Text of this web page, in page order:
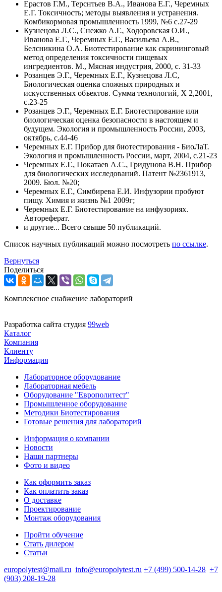
Ерастов Г.М., Терснтьев В.А., Иванова Е.Г., Черемных
Е.Г. Токсичность; методы выявления и устранения.
Комбикормовая промышленность 1999, №6 с.27-29
Кузнецова Л.С., Снежко А.Г., Ходоровская О.И.,
Иванова Е.Г., Черемных Е.Г., Васильева A.B.,
Белсникина O.A. Биотестирование как скрининговый
метод определения токсичности пищевых
ингредиентов. М., Мясная индустрия, 2000, с. 31-33
Розанцев Э.Г., Черемных Е.Г., Кузнецова Л.С,
Биологическая оценка сложных природных и
искусственных объектов. Сумма технологий, Х 2,2001,
с.23-25
Розанцев Э.Г., Черемных Е.Г. Биотестирование или
биологическая оценка безопасности в настоящем и
будущем. Экология и промышленность России, 2003,
октябрь, с.44-46
Черемных Е.Г. Прибор для биотестирования - БиоЛаТ.
Экология и промышленность России, март, 2004, с.21-23
Черемных Е.Г., Покатаев А.С., Гридунова В.Н. Прибор
для биологических исследований. Патент №2361913,
2009. Бюл. №20;
Черемных Е.Г., Симбирева Е.И. Инфузории пробуют
пищу. Химия и жизнь №1 2009г;
Черемных Е.Г. Биотестирование на инфузориях.
Автореферат.
и другие... Всего свыше 50 публикаций.
Список научных публикаций можно посмотреть по ссылке.
Вернуться
Поделиться
Комплексное снабжение лабораторий
Разработка сайта студия 99web
Каталог
Компания
Клиенту
Информация
Лабораторное оборудование
Лабораторная мебель
Оборудование "Европолитест"
Промышленное оборудование
Методики Биотестирования
Готовые решения для лабораторий
Информация о компании
Новости
Наши партнеры
Фото и видео
Как оформить заказ
Как оплатить заказ
О доставке
Проектирование
Монтаж оборудования
Пройти обучение
Стать дилером
Статьи
europolytest@mail.ru info@europolytest.ru +7 (499) 500-14-28 +7
(903) 208-19-28